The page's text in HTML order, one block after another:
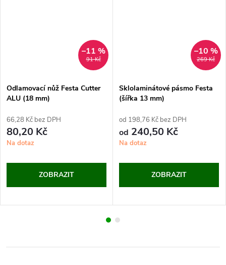
91 Kč
–11 %
Odlamovací nůž Festa Cutter
ALU (18 mm)
66,28 Kč bez DPH
80,20 Kč
Na dotaz
ZOBRAZIT
269 Kč
–10 %
Sklolaminátové pásmo Festa
(šířka 13 mm)
od 198,76 Kč bez DPH
od 240,50 Kč
Na dotaz
ZOBRAZIT